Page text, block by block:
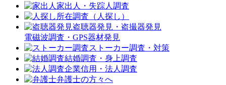
家出人・失踪人調査
所在調査（人探し）
盗聴器発見・盗撮器発見
電磁波調査・GPS器材発見
ストーカー調査・対策
結婚調査・身上調査
企業信用・法人調査
弁護士の方々へ